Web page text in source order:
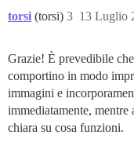
torsi (torsi) 13 Luglio
3
Grazie! È prevedibile
comportino in modo
immagini e
immediatamente, mentre
chiara su cosa funzioni.